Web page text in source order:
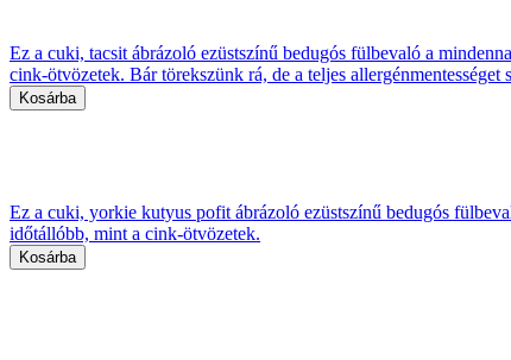
Ez a cuki, tacsit ábrázoló ezüstszínű bedugós fülbevaló a
cink-ötvözetek. Bár törekszünk rá, de a teljes allergénmentességet
Ez a cuki, yorkie kutyus pofit ábrázoló ezüstszínű bedugós
időtállóbb, mint a cink-ötvözetek.